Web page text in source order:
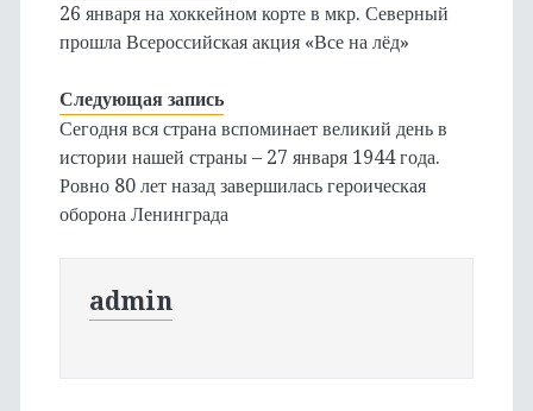
26 января на хоккейном корте в мкр. Северный
прошла Всероссийская акция «Все на лёд»
Следующая запись
Сегодня вся страна вспоминает великий день в
истории нашей страны – 27 января 1944 года.
Ровно 80 лет назад завершилась героическая
оборона Ленинграда
admin